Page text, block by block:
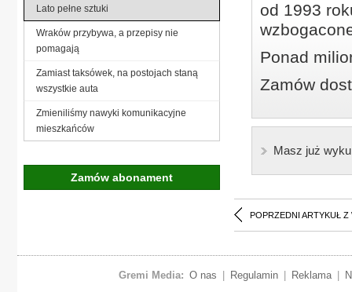
od 1993
Ponad
Zamów
Masz już
POPRZEDNI ARTYKUŁ Z
Lato pełne sztuki
Wraków przybywa, a przepisy nie
pomagają
Zamiast taksówek, na postojach staną
wszystkie auta
Zmieniliśmy nawyki komunikacyjne
mieszkańców
Zamów abonament
Gremi Media: O nas Regulamin Reklama